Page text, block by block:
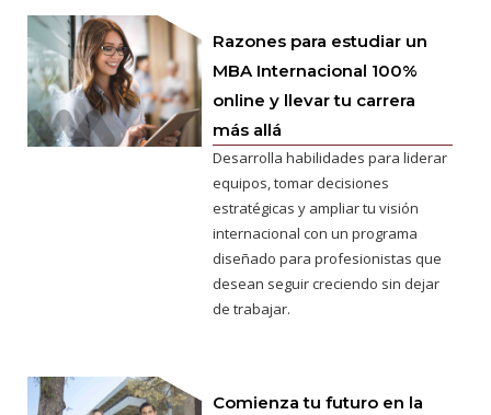
Razones para estudiar un
MBA Internacional 100%
online y llevar tu carrera
más allá
Desarrolla habilidades para liderar
equipos, tomar decisiones
estratégicas y ampliar tu visión
internacional con un programa
diseñado para profesionistas que
desean seguir creciendo sin dejar
de trabajar.
Comienza tu futuro en la